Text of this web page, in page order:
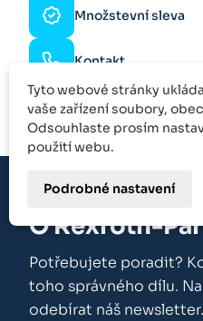
Množstevní sleva
Kontakt
O Rexroth-
Potřebujete poradit?
toho správného dílu.
odebírat náš newsletter.
Tyto webové stránky
vaše zařízení soubory,
Odsouhlaste prosím
použití webu.
Podrobné nastavení